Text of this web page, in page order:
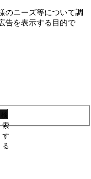
のニーズ等について調
告を表⽰する⽬的で
索
す
る